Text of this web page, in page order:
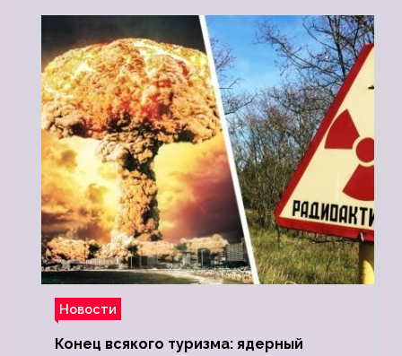
Новости
Конец всякого туризма: ядерный